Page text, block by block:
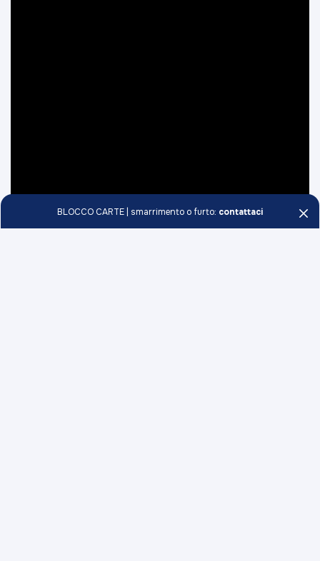
BLOCCO CARTE | smarrimento o furto: contattaci